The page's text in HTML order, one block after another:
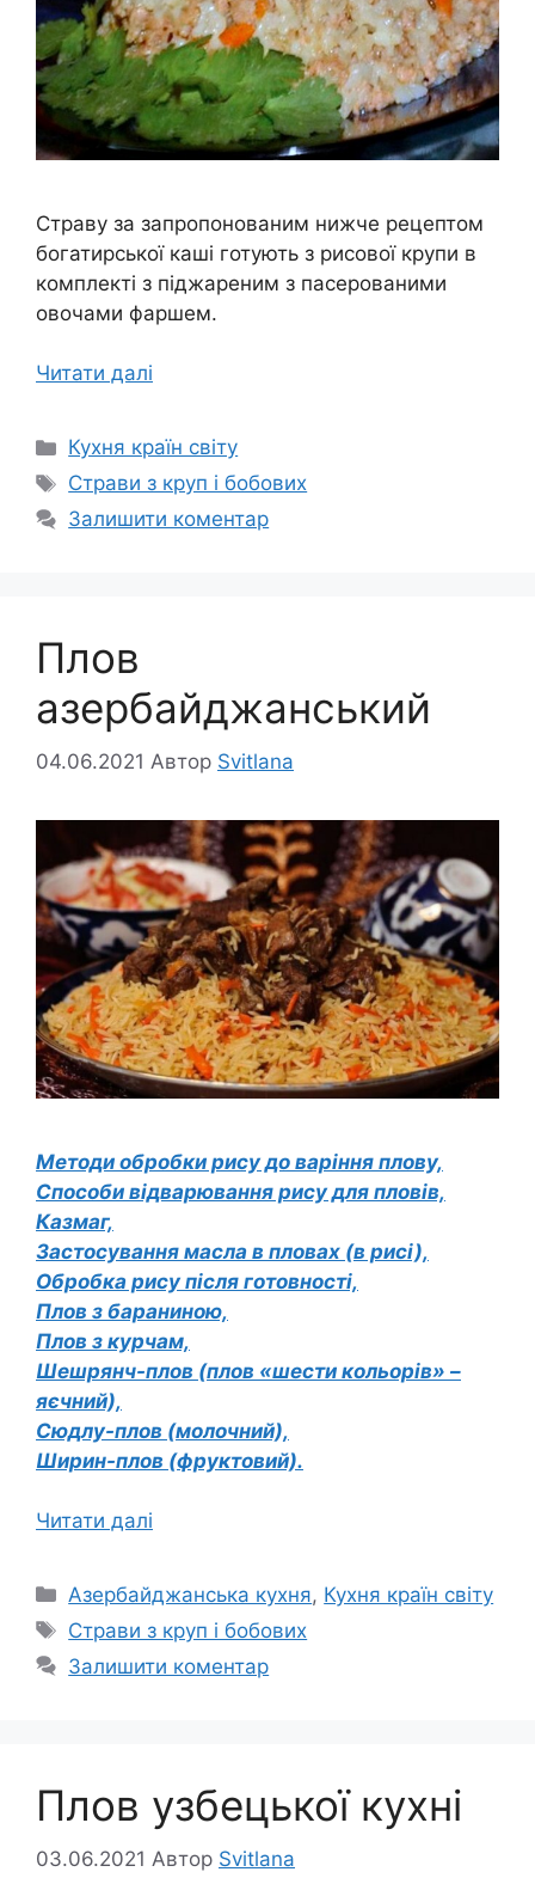
Страву за запропонованим нижче рецептом
богатирської каші готують з рисової крупи в
комплекті з піджареним з пасерованими
овочами фаршем.
Читати далі
Категорії
Кухня країн світу
Позначки
Страви з круп і бобових
Залишити коментар
Плов
азербайджанський
04.06.2021 Автор Svitlana
Методи обробки рису до варіння плову,
Способи відварювання рису для пловів,
Казмаг,
Застосування масла в пловах (в рисі),
Обробка рису після готовності,
Плов з бараниною,
Плов з курчам,
Шешрянч-плов (плов «шести кольорів» –
яєчний),
Сюдлу-плов (молочний),
Ширин-плов (фруктовий).
Читати далі
Категорії
Азербайджанська кухня, Кухня країн світу
Позначки
Страви з круп і бобових
Залишити коментар
Плов узбецької кухні
03.06.2021 Автор Svitlana